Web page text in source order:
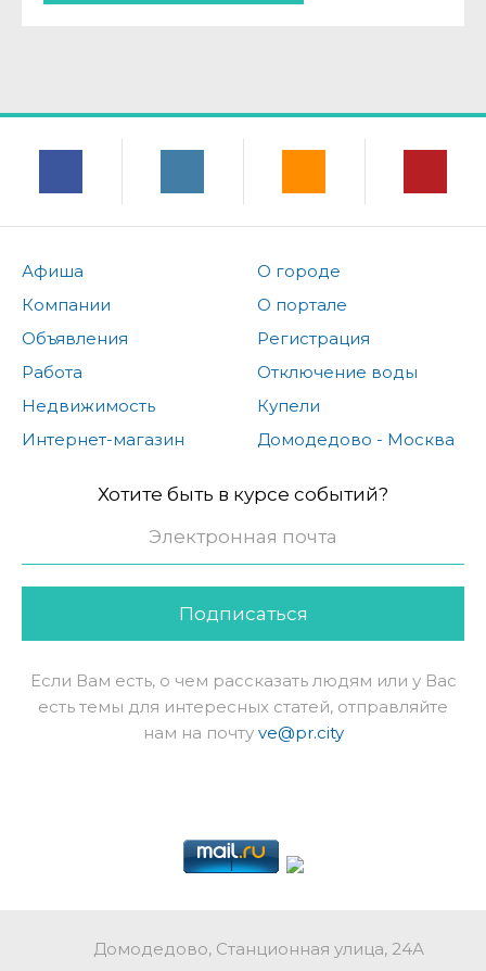
Афиша
Компании
Объявления
Работа
Недвижимость
Интернет-магазин
О городе
О портале
Регистрация
Отключение воды
Купели
Домодедово - Москва
Хотите быть в курсе событий?
Подписаться
Если Вам есть, о чем рассказать людям или у Вас
есть темы для интересных статей, отправляйте
нам на почту ve@pr.city
Домодедово, Станционная улица, 24А